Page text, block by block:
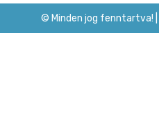
© Minden jog fenntartva! |